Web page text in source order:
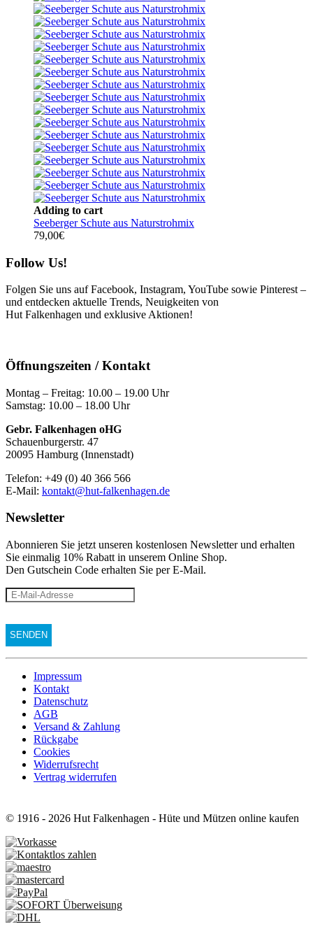
Adding to cart
Seeberger Schute aus Naturstrohmix
79,00€
Follow Us!
Folgen Sie uns auf Facebook, Instagram, YouTube sowie Pinterest –
und entdecken aktuelle Trends, Neuigkeiten von
Hut Falkenhagen und exklusive Aktionen!
Öffnungszeiten / Kontakt
Montag – Freitag: 10.00 – 19.00 Uhr
Samstag: 10.00 – 18.00 Uhr
Gebr. Falkenhagen oHG
Schauenburgerstr. 47
20095 Hamburg (Innenstadt)
Telefon: +49 (0) 40 366 566
E-Mail: kontakt@hut-falkenhagen.de
Newsletter
Abonnieren Sie jetzt unseren kostenlosen Newsletter und erhalten
Sie einmalig 10% Rabatt in unserem Online Shop.
Den Gutschein Code erhalten Sie per E-Mail.
Impressum
Kontakt
Datenschutz
AGB
Versand & Zahlung
Rückgabe
Cookies
Widerrufsrecht
Vertrag widerrufen
© 1916 - 2026 Hut Falkenhagen - Hüte und Mützen online kaufen